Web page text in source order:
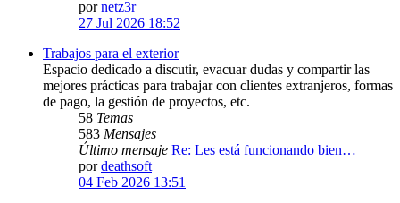
pornetz3r
27 Jul 2026 18:52
Trabajos para el exterior
Espacio dedicado a discutir, evacuar dudas y compartir las
mejores prácticas para trabajar con clientes extranjeros, formas
de pago, la gestión de proyectos, etc.
58 Temas
583 Mensajes
Último mensaje Re: Les está funcionando bien…
pordeathsoft
04 Feb 2026 13:51